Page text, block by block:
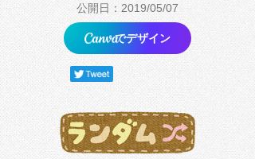
公開日：2019/05/07
でデザイン